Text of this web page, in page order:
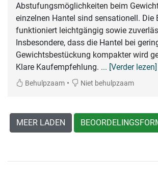
Abstufungsmöglichkeiten beim
einzelnen Hantel sind sensationell. Die
funktioniert leichtgängig sowie
Insbesondere, dass die Hantel bei
Gewichtsbestückung kompakter wird
Klare Kaufempfehlung. ... [Verder lezen]
Behulpzaam • Niet behulpzaam
MEER LADEN